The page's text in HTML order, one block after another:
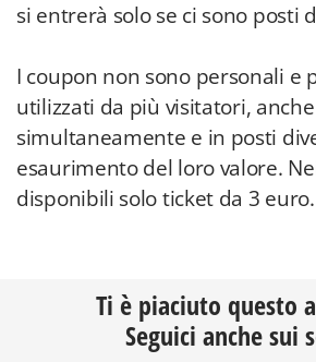
si entrerà solo se ci sono posti
I coupon non sono personali e
utilizzati da più visitatori, anche
simultaneamente e in posti
esaurimento del loro valore.
disponibili solo ticket da 3 euro.
Ti è piaciuto questo
Seguici anche sui